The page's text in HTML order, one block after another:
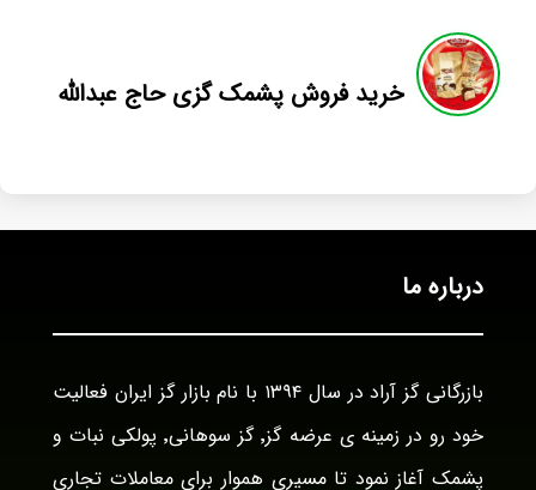
خرید فروش پشمک گزی حاج عبدالله
درباره ما
بازرگانی گز آراد در سال ۱۳۹۴ با نام بازار گز ایران فعالیت
خود رو در زمینه ی عرضه گز٬ گز سوهانی٬ پولکی نبات و
پشمک آغاز نمود تا مسیری هموار برای معاملات تجاری